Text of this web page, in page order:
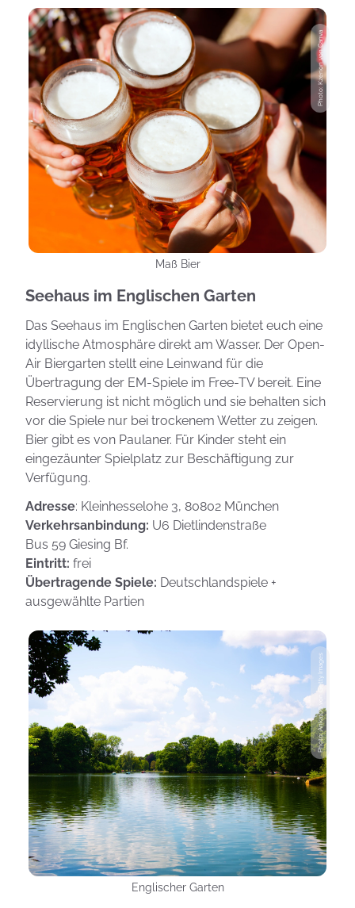
Photo: Kzenon von Canva
Maß Bier
Seehaus im Englischen Garten
Das Seehaus im Englischen Garten bietet euch eine
idyllische Atmosphäre direkt am Wasser. Der Open-
Air Biergarten stellt eine Leinwand für die
Übertragung der EM-Spiele im Free-TV bereit. Eine
Reservierung ist nicht möglich und sie behalten sich
vor die Spiele nur bei trockenem Wetter zu zeigen.
Bier gibt es von Paulaner. Für Kinder steht ein
eingezäunter Spielplatz zur Beschäftigung zur
Verfügung.
Adresse: Kleinhesselohe 3, 80802 München
Verkehrsanbindung: U6 Dietlindenstraße
Bus 59 Giesing Bf.
Eintritt: frei
Übertragende Spiele: Deutschlandspiele +
ausgewählte Partien
Photo: Anka100 von Getty Images
Englischer Garten